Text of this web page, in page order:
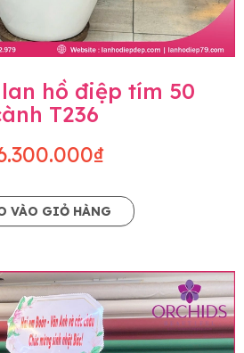
hồ điệp tím 50
T236
VÀO GIỎ HÀNG